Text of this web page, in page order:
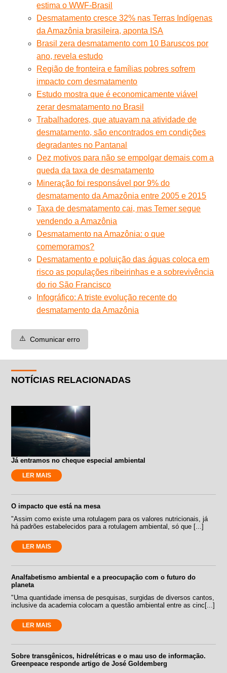
estima o WWF-Brasil
Desmatamento cresce 32% nas Terras Indígenas
da Amazônia brasileira, aponta ISA
Brasil zera desmatamento com 10 Baruscos por
ano, revela estudo
Região de fronteira e famílias pobres sofrem
impacto com desmatamento
Estudo mostra que é economicamente viável
zerar desmatamento no Brasil
Trabalhadores, que atuavam na atividade de
desmatamento, são encontrados em condições
degradantes no Pantanal
Dez motivos para não se empolgar demais com a
queda da taxa de desmatamento
Mineração foi responsável por 9% do
desmatamento da Amazônia entre 2005 e 2015
Taxa de desmatamento cai, mas Temer segue
vendendo a Amazônia
Desmatamento na Amazônia: o que
comemoramos?
Desmatamento e poluição das águas coloca em
risco as populações ribeirinhas e a sobrevivência
do rio São Francisco
Infográfico: A triste evolução recente do
desmatamento da Amazônia
⚠️ Comunicar erro
NOTÍCIAS RELACIONADAS
Já entramos no cheque especial ambiental
LER MAIS
O impacto que está na mesa
"Assim como existe uma rotulagem para os valores nutricionais, já
há padrões estabelecidos para a rotulagem ambiental, só que [...]
LER MAIS
Analfabetismo ambiental e a preocupação com o futuro do
planeta
"Uma quantidade imensa de pesquisas, surgidas de diversos cantos,
inclusive da academia colocam a questão ambiental entre as cinc[...]
LER MAIS
Sobre transgênicos, hidrelétricas e o mau uso de informação.
Greenpeace responde artigo de José Goldemberg